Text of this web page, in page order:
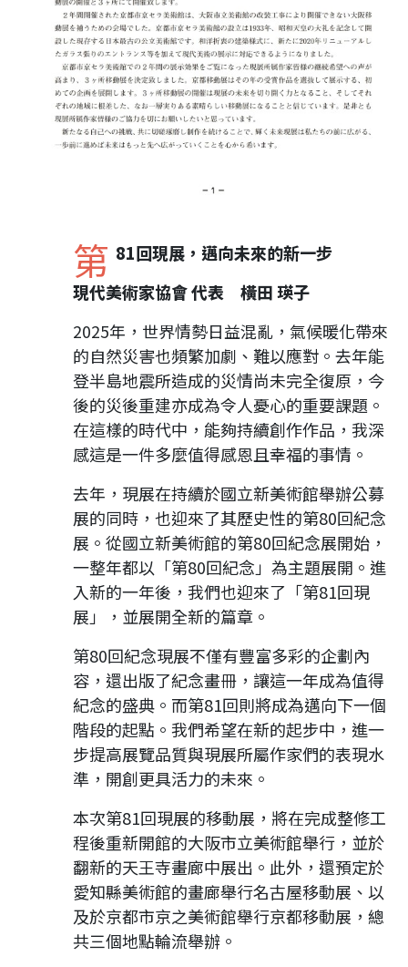
第 81回現展，邁向未來的新一步
現代美術家協會 代表 橫田 瑛子
2025年，世界情勢日益混亂，氣候暖化帶來
的自然災害也頻繁加劇、難以應對。去年能
登半島地震所造成的災情尚未完全復原，今
後的災後重建亦成為令人憂心的重要課題。
在這樣的時代中，能夠持續創作作品，我深
感這是一件多麼值得感恩且幸福的事情。
去年，現展在持續於國立新美術館舉辦公募
展的同時，也迎來了其歷史性的第80回紀念
展。從國立新美術館的第80回紀念展開始，
一整年都以「第80回紀念」為主題展開。進
入新的一年後，我們也迎來了「第81回現
展」，並展開全新的篇章。
第80回紀念現展不僅有豐富多彩的企劃內
容，還出版了紀念畫冊，讓這一年成為值得
紀念的盛典。而第81回則將成為邁向下一個
階段的起點。我們希望在新的起步中，進一
步提高展覽品質與現展所屬作家們的表現水
準，開創更具活力的未來。
本次第81回現展的移動展，將在完成整修工
程後重新開館的大阪市立美術館舉行，並於
翻新的天王寺畫廊中展出。此外，還預定於
愛知縣美術館的畫廊舉行名古屋移動展、以
及於京都市京之美術館舉行京都移動展，總
共三個地點輪流舉辦。